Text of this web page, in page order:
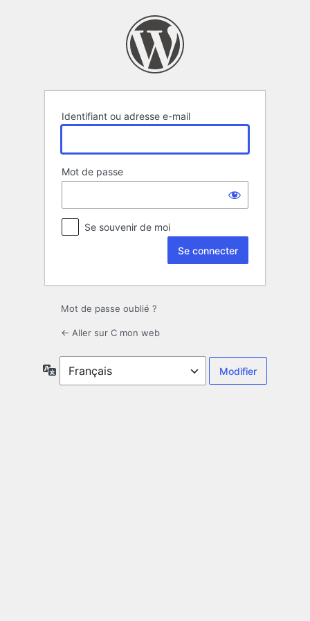
Identifiant ou adresse e-mail
Mot de passe
Se souvenir de moi
Mot de passe oublié ?
← Aller sur C mon web
Langue